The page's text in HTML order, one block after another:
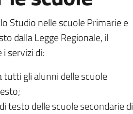
Studio nelle scuole Primarie e
dalla Legge Regionale, il
servizi di:
gli alunni delle scuole
testo delle scuole secondarie di